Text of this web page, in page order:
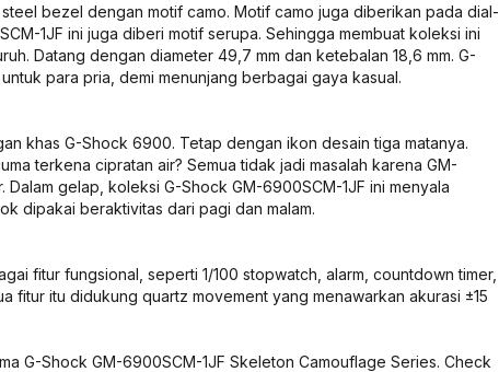
bezel dengan motif camo. Motif camo juga diberikan pada dial-
1JF ini juga diberi motif serupa. Sehingga membuat koleksi ini
Datang dengan diameter 49,7 mm dan ketebalan 18,6 mm. G-
para pria, demi menunjang berbagai gaya kasual.
khas G-Shock 6900. Tetap dengan ikon desain tiga matanya.
terkena cipratan air? Semua tidak jadi masalah karena GM-
gelap, koleksi G-Shock GM-6900SCM-1JF ini menyala
dipakai beraktivitas dari pagi dan malam.
fitur fungsional, seperti 1/100 stopwatch, alarm, countdown timer,
fitur itu didukung quartz movement yang menawarkan akurasi ±15
G-Shock GM-6900SCM-1JF Skeleton Camouflage Series. Check